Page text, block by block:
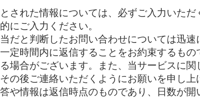
された情報については、必ずご入力いた
にご入力ください。
だと判断したお問い合わせについては迅
定時間内に返信することをお約束するも
場合がございます。また、当サービスに
の後ご連絡いただくようにお願いを申し上
や情報は返信時点のものであり、日数が